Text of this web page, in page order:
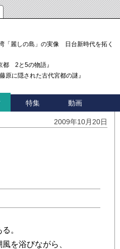
「麗しの島」の実像 日台新時代を拓く「3
都 2と5の物語』
原に隠された古代宮都の謎』
特集 動画
2009年10月20日
。
を浴びながら、